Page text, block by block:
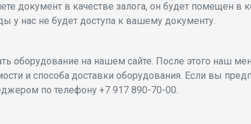
документ в качестве залога, он будет помещен в
у нас не будет доступа к вашему документу.
оборудование на нашем сайте. После этого наш
и способа доставки оборудования. Если вы
по телефону +7 917 890-70-00.